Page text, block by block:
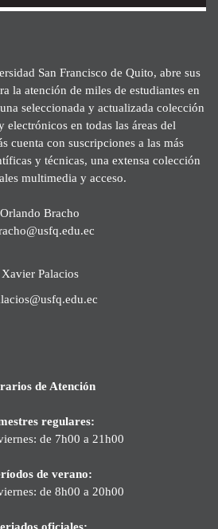
San Francisco de Quito, abre sus
la atención de miles de estudiantes en
seleccionada y actualizada colección
electrónicos en todas las áreas del
cuenta con suscripciones a las más
y técnicas, una extensa colección
multimedia y acceso.
Orlando Bracho
Xavier Palacios
de Atención
regulares:
de 7h00 a 21h00
de verano:
de 8h00 a 20h00
oficiales: